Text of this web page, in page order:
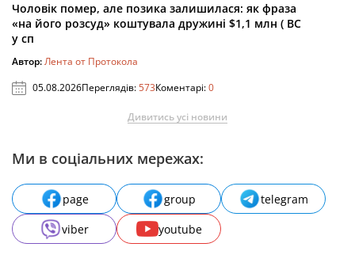
Чоловік помер, але позика залишилася: як фраза
«на його розсуд» коштувала дружині $1,1 млн ( ВС
у сп
Автор:Лента от Протокола
05.08.2026Переглядів:573Коментарі:0
Дивитись усі новини
Ми в соціальних мережах:
page group
telegram
viber
youtube